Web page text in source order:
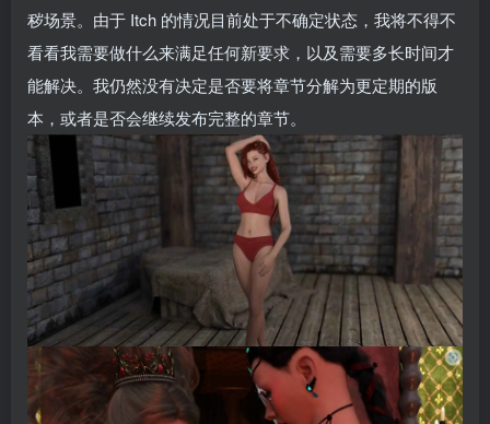
秽场景。由于 Itch 的情况目前处于不确定状态，我将不得不
看看我需要做什么来满足任何新要求，以及需要多长时间才
能解决。我仍然没有决定是否要将章节分解为更定期的版
本，或者是否会继续发布完整的章节。